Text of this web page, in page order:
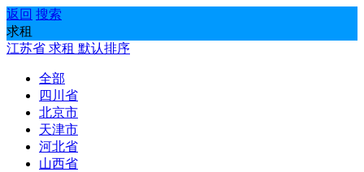
返回 搜索
求租
江苏省 求租 默认排序
全部
四川省
北京市
天津市
河北省
山西省